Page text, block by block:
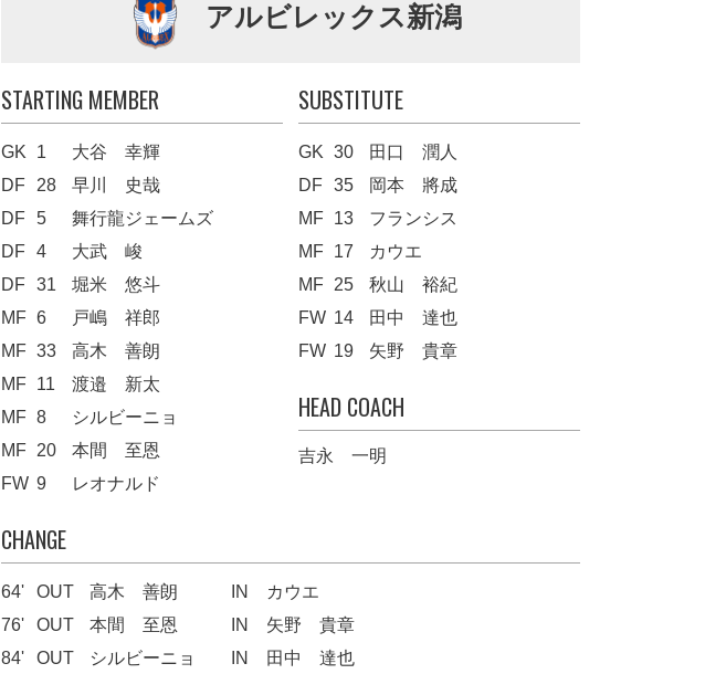
アルビレックス新潟
STARTING MEMBER
GK 1
大谷 幸輝
DF
28
早川 史哉
DF 5
舞行龍ジェームズ
DF 4
大武 峻
DF 31
堀米 悠斗
MF 6
戸嶋 祥郎
MF 33
高木 善朗
MF 11
渡邉 新太
MF 8
シルビーニョ
MF 20
本間 至恩
FW 9 レオナルド
SUBSTITUTE
GK 30
田口 潤人
DF 35
岡本 將成
MF 13
フランシス
MF 17
カウエ
MF 25
秋山 裕紀
FW 14
田中 達也
FW 19 矢野 貴章
HEAD COACH
吉永 一明
CHANGE
64' OUT 高木 善朗 IN
カウエ
76'
OUT 本間 至恩 IN
矢野 貴章
84'
OUT シルビーニョ IN 田中 達也